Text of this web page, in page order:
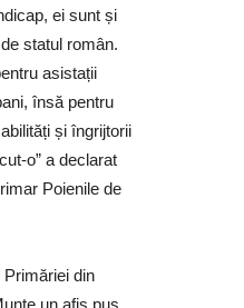
ei sunt și
statul român.
asistații
însă pentru
și îngrijtorii
o” a declarat
Poienile de
Primăriei din
un afiș pus